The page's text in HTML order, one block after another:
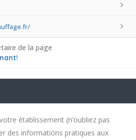
de la page
établissement (n’oubliez pas
des informations pratiques aux